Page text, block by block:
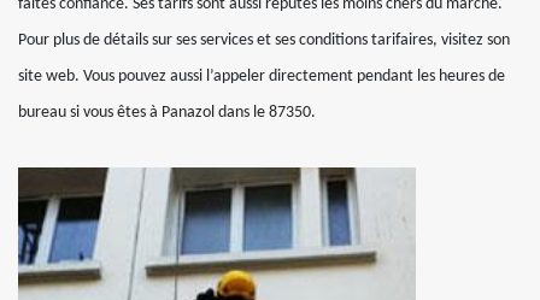
faites confiance. Ses tarifs sont aussi réputés les moins chers du marché.
Pour plus de détails sur ses services et ses conditions tarifaires, visitez son
site web. Vous pouvez aussi l’appeler directement pendant les heures de
bureau si vous êtes à Panazol dans le 87350.